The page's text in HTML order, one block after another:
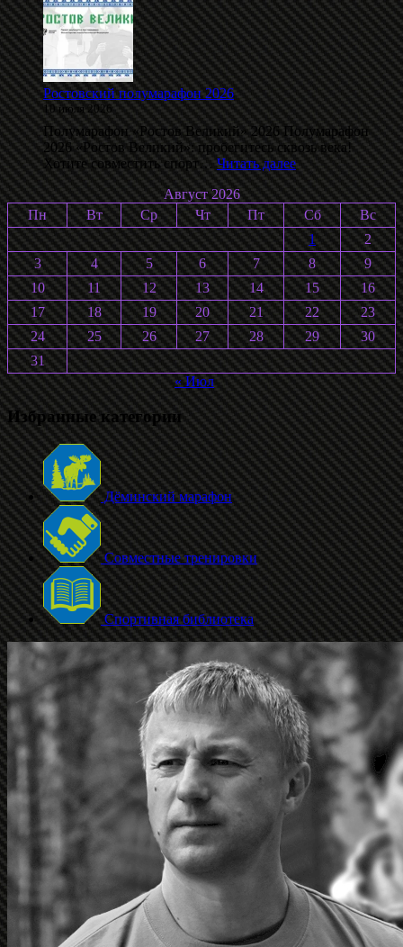
лыжероллерах
памяти
С.
Воробьёва
2026
Ростовский полумарафон 2026
10 июля 2026
Полумарафон «Ростов Великий» 2026 Полумарафон
2026 «Ростов Великий»: пробегитесь сквозь века!
Хотите совместить спорт…Читать далее:
Ростовский
полумарафон
2026
Август 2026
Пн
Вт Ср Чт Пт Сб
Вс
1
2
3
4 5 6 7 8
9
10
11 12 13 14 15
16
17
18 19 20 21 22
23
24
25 26 27 28 29
30
31
« Июл
Избранные категории
Дёминский марафон
Совместные тренировки
Спортивная библиотека